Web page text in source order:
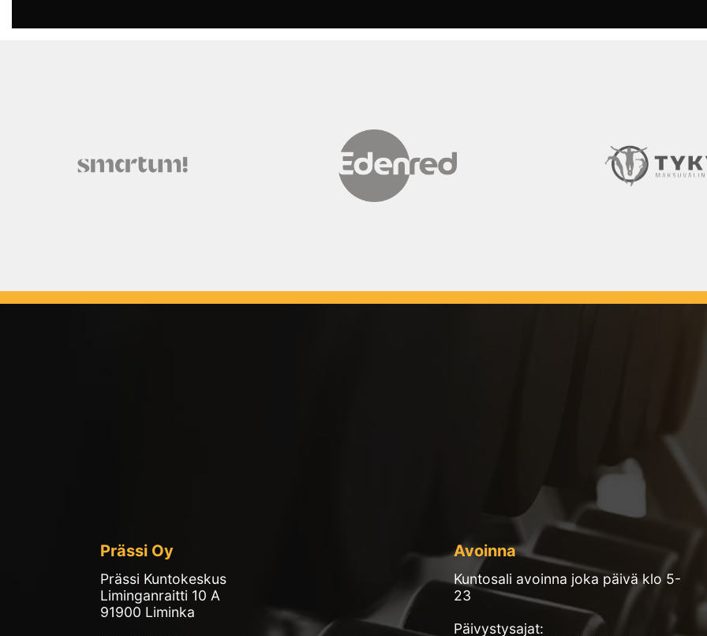
Prässi Oy
Prässi Kuntokeskus
Liminganraitti 10 A
91900 Liminka
Avoinna
Kuntosali avoinna joka päivä klo 5-
23
Päivystysajat: